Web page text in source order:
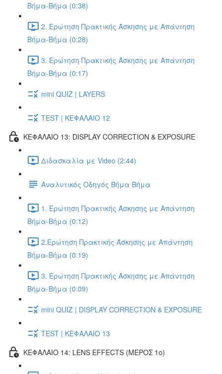
Βήμα-Βήμα (0:38)
2. Ερώτηση Πρακτικής Άσκησης με Απάντηση
Βήμα-Βήμα (0:28)
3. Ερώτηση Πρακτικής Άσκησης με Απάντηση
Βήμα-Βήμα (0:17)
mini QUIZ | LAYERS
TEST | ΚΕΦΑΛΑΙΟ 12
ΚΕΦΑΛΑΙΟ 13: DISPLAY CORRECTION & EXPOSURE
Διδασκαλία με Video (2:44)
Αναλυτικός Οδηγός Βήμα Βήμα
1. Ερώτηση Πρακτικής Άσκησης με Απάντηση
Βήμα-Βήμα (0:12)
2.Ερώτηση Πρακτικής Άσκησης με Απάντηση
Βήμα-Βήμα (0:19)
3. Ερώτηση Πρακτικής Άσκησης με Απάντηση
Βήμα-Βήμα (0:09)
mini QUIZ | DISPLAY CORRECTION & EXPOSURE
TEST | ΚΕΦΑΛΑΙΟ 13
ΚΕΦΑΛΑΙΟ 14: LENS EFFECTS (ΜΕΡΟΣ 1ο)